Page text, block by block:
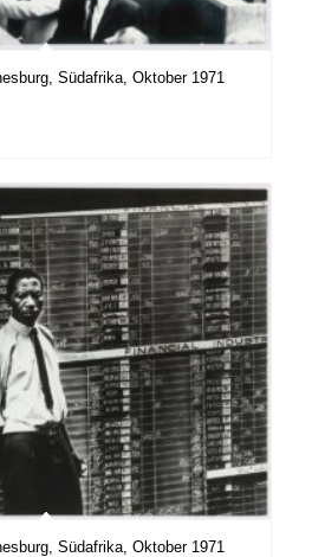
Südafrika, Oktober 1971
Südafrika, Oktober 1971